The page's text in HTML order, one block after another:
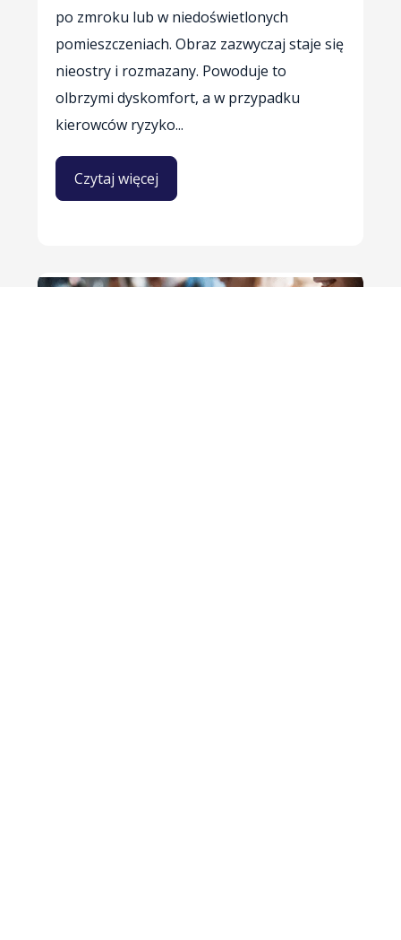
po zmroku lub w niedoświetlonych
pomieszczeniach. Obraz zazwyczaj staje się
nieostry i rozmazany. Powoduje to
olbrzymi dyskomfort, a w przypadku
kierowców ryzyko...
Czytaj więcej